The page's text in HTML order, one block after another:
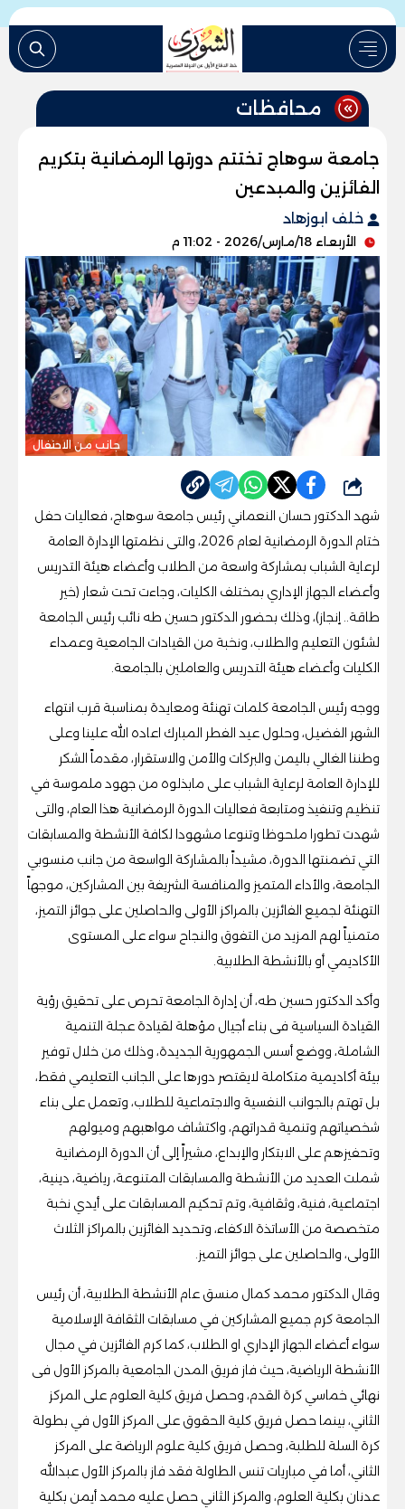
محافظات
جامعة سوهاج تختتم دورتها الرمضانية بتكريم
الفائزين والمبدعين
خلف ابوزهاد
الأربعاء 18/مارس/2026 - 11:02 م
جانب من الاحتفال
شارك
شهد الدكتور حسان النعماني رئيس جامعة سوهاج، فعاليات حفل
ختام الدورة الرمضانية لعام 2026، والتى نظمتها الإدارة العامة
لرعاية الشباب بمشاركة واسعة من الطلاب وأعضاء هيئة التدريس
وأعضاء الجهاز الإداري بمختلف الكليات، وجاءت تحت شعار (خير
طاقة.. إنجاز)، وذلك بحضور الدكتور حسين طه نائب رئيس الجامعة
لشئون التعليم والطلاب، ونخبة من القيادات الجامعية وعمداء
الكليات وأعضاء هيئة التدريس والعاملين بالجامعة.
ووجه رئيس الجامعة كلمات تهنئة ومعايدة بمناسبة قرب انتهاء
الشهر الفضيل، وحلول عيد الفطر المبارك اعاده الله علينا وعلى
وطننا الغالي باليمن والبركات والأمن والاستقرار، مقدماً الشكر
للإدارة العامة لرعاية الشباب على مابذلوه من جهود ملموسة في
تنظيم وتنفيذ ومتابعة فعاليات الدورة الرمضانية هذا العام، والتى
شهدت تطورا ملحوظا وتنوعا مشهودا لكافة الأنشطة والمسابقات
التي تضمنتها الدورة، مشيداً بالمشاركة الواسعة من جانب منسوبي
الجامعة، والأداء المتميز والمنافسة الشريفة بين المشاركين، موجهاً
التهنئة لجميع الفائزين بالمراكز الأولى والحاصلين على جوائز التميز،
متمنياً لهم المزيد من التفوق والنجاح سواء على المستوى
الأكاديمي أو بالأنشطة الطلابية.
وأكد الدكتور حسين طه، أن إدارة الجامعة تحرص على تحقيق رؤية
القيادة السياسية فى بناء أجيال مؤهلة لقيادة عجلة التنمية
الشاملة، ووضع أسس الجمهورية الجديدة، وذلك من خلال توفير
بيئة أكاديمية متكاملة لايقتصر دورها على الجانب التعليمي فقط،
بل تهتم بالجوانب النفسية والاجتماعية للطلاب، وتعمل على بناء
شخصياتهم وتنمية قدراتهم، واكتشاف مواهبهم وميولهم
وتحفيزهم على الابتكار والإبداع، مشيراً إلى أن الدورة الرمضانية
شملت العديد من الأنشطة والمسابقات المتنوعة، رياضية، دينية،
اجتماعية، فنية، وثقافية، وتم تحكيم المسابقات على أيدي نخبة
متخصصة من الأساتذة الاكفاء، وتحديد الفائزين بالمراكز الثلاث
الأولى، والحاصلين على جوائز التميز.
وقال الدكتور محمد كمال منسق عام الأنشطة الطلابية، أن رئيس
الجامعة كرم جميع المشاركين في مسابقات الثقافة الإسلامية
سواء أعضاء الجهاز الإداري او الطلاب، كما كرم الفائزين في مجال
الأنشطة الرياضية، حيث فاز فريق المدن الجامعية بالمركز الأول فى
نهائي خماسي كرة القدم، وحصل فريق كلية العلوم على المركز
الثاني، بينما حصل فريق كلية الحقوق على المركز الأول في بطولة
كرة السلة للطلبة، وحصل فريق كلية علوم الرياضة على المركز
الثاني، أما في مباريات تنس الطاولة فقد فاز بالمركز الأول عبدالله
عدنان بكلية العلوم، والمركز الثاني حصل عليه محمد أيمن بكلية